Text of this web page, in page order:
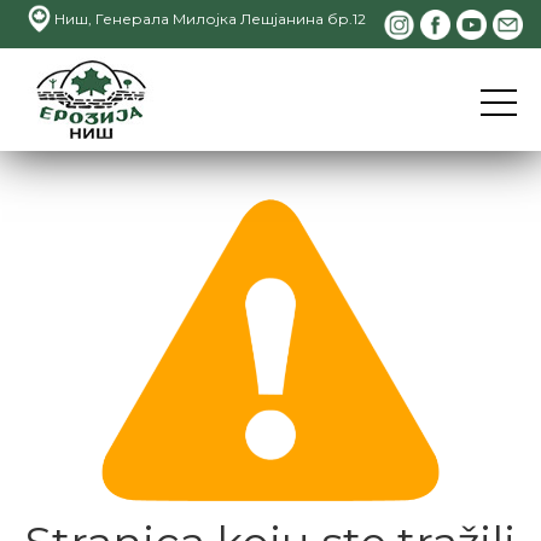
Ниш, Генерала Милојка Лешјанина бр.12